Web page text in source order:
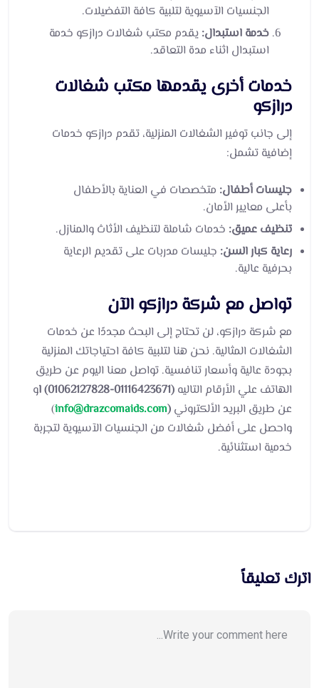
الجنسيات الآسيوية لتلبية كافة التفضيلات.
خدمة استبدال: يقدم مكتب شغالات درازكو خدمة
استبدال اثناء مدة التعاقد.
خدمات أخرى يقدمها مكتب شغالات
درازكو
إلى جانب توفير الشغالات المنزلية، تقدم درازكو خدمات
إضافية تشمل:
جليسات أطفال: متخصصات في العناية بالأطفال
بأعلى معايير الأمان.
تنظيف عميق: خدمات شاملة لتنظيف الأثاث والمنازل.
رعاية كبار السن: جليسات مدربات على تقديم الرعاية
بحرفية عالية.
تواصل مع شركة درازكو الآن
مع شركة درازكو، لن تحتاج إلى البحث مجددًا عن خدمات
الشغالات المثالية. نحن هنا لتلبية كافة احتياجاتك المنزلية
بجودة عالية وأسعار تنافسية. تواصل معنا اليوم عن طريق
الهاتف علي الأرقام التاليه (01116423671-01062127828) ا
و
عن طريق البريد الألكتروني (
info@drazcomaids.com
)
واحصل على أفضل شغالات من الجنسيات الآسيوية لتجربة
خدمية استثنائية.
اترك تعليقاً